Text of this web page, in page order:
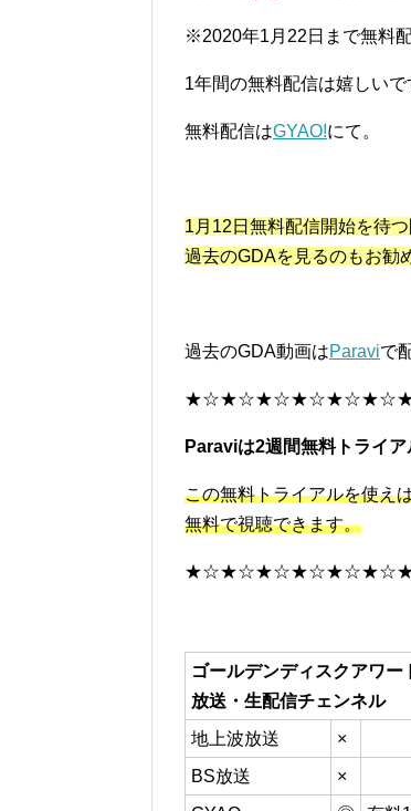
※2020年1月22日まで無料
1年間の無料配信は嬉しいで
無料配信はGYAO!にて。
1月12日無料配信開始を待つ
過去のGDAを見るのもお勧
過去のGDA動画はParaviで
Paraviは2週間無料トライア
この無料トライアルを使え
無料で視聴できます。
ゴールデンディスクアワー
放送・生配信チェンネル
地上波放送
×
BS放送
×